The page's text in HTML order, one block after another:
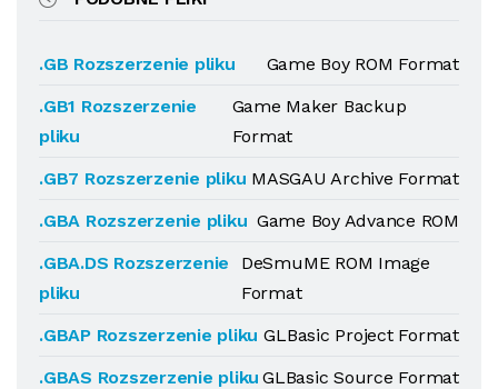
.GB Rozszerzenie pliku
Game Boy ROM Format
.GB1 Rozszerzenie
pliku
Game Maker Backup
Format
.GB7 Rozszerzenie pliku MASGAU Archive Format
.GBA Rozszerzenie pliku Game Boy Advance ROM
.GBA.DS Rozszerzenie
pliku
DeSmuME ROM Image
Format
.GBAP Rozszerzenie pliku GLBasic Project Format
.GBAS Rozszerzenie pliku GLBasic Source Format